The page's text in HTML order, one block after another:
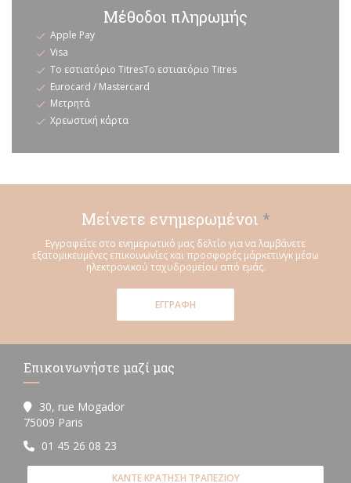
Μέθοδοι πληρωμής
Apple Pay
Visa
Το εστιατόριο TitresΤο εστιατόριο Titres
Eurocard / Mastercard
Μετρητά
Χρεωστική κάρτα
Μείνετε ενημερωμένοι *
Εγγραφείτε στο ενημερωτικό μας δελτίο για να λαμβάνετε
εξατομικευμένες επικοινωνίες και προσφορές μάρκετινγκ μέσω
ηλεκτρονικού ταχυδρομείου από εμάς.
ΕΓΓΡΑΦΉ
Επικοινωνήστε μαζί μας
30, rue Mogador
75009 Paris
01 45 26 08 23
ΚΆΝΤΕ ΚΡΆΤΗΣΗ ΤΡΑΠΕΖΙΟΎ